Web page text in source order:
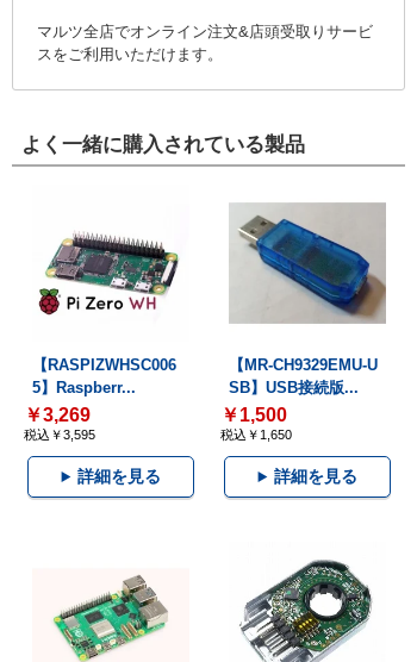
マルツ全店でオンライン注文&店頭受取りサービ
スをご利用いただけます。
よく一緒に購入されている製品
【RASPIZWHSC006
5】Raspberr...
￥3,269
税込￥3,595
詳細を見る
【MR-CH9329EMU-U
SB】USB接続版...
￥1,500
税込￥1,650
詳細を見る